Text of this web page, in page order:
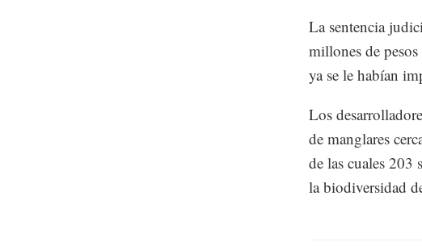
La sentencia
millones de
ya se le habían
Los
de manglares
de las cuales 203
la biodiversidad